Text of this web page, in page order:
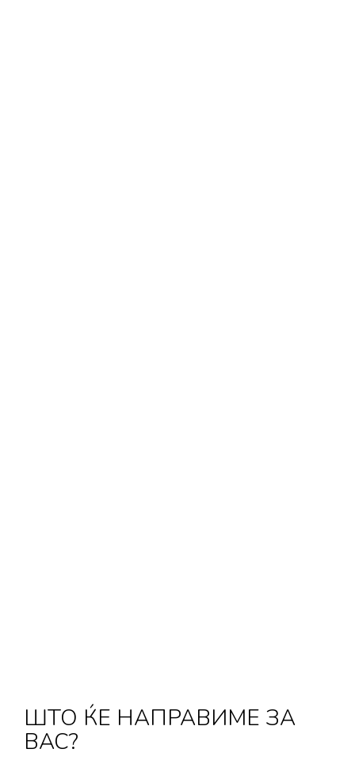
ШТО ЌЕ НАПРАВИМЕ ЗА
ВАС?